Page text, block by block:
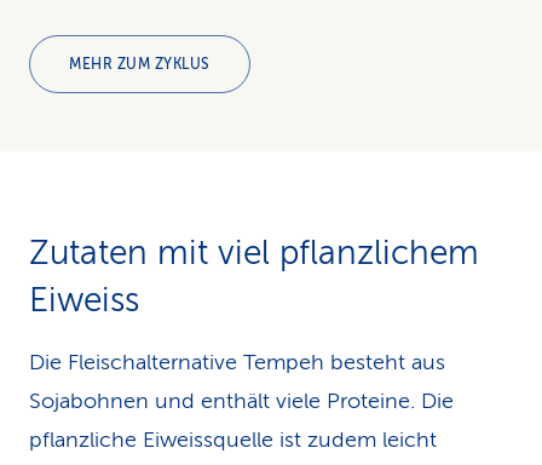
MEHR ZUM ZYKLUS
Zutaten mit viel pflanzlichem
Eiweiss
Die Fleischalternative Tempeh besteht aus
Sojabohnen und enthält viele Proteine. Die
pflanzliche Eiweissquelle ist zudem leicht